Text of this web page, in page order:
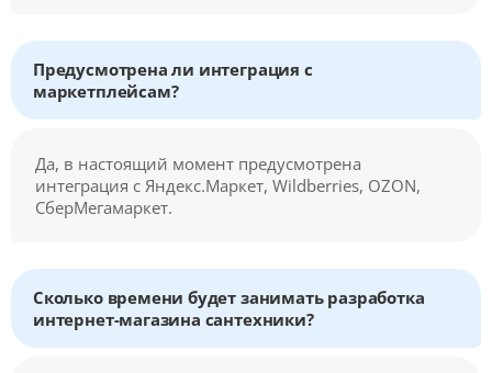
Предусмотрена ли интеграция с
маркетплейсам?
Да, в настоящий момент предусмотрена
интеграция с Яндекс.Маркет, Wildberries, OZON,
СберМегамаркет.
Сколько времени будет занимать разработка
интернет-магазина сантехники?